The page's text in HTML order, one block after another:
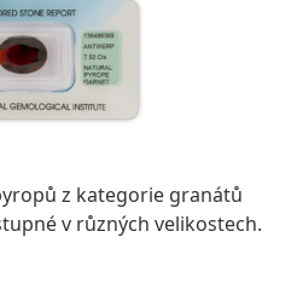
z kategorie granátů
v různých velikostech.